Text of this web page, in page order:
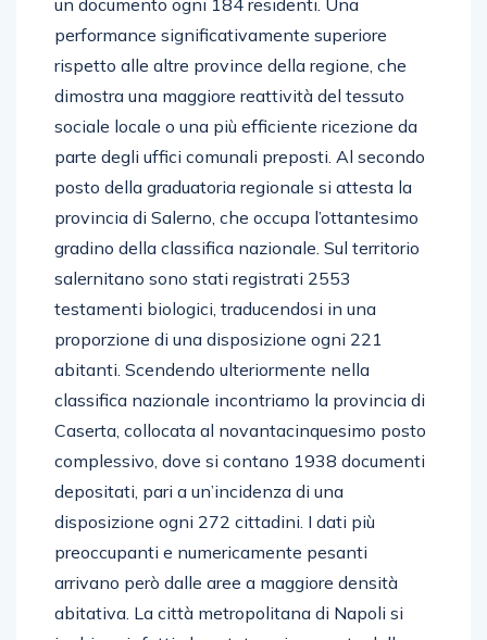
performance significativamente superiore
rispetto alle altre province della regione, che
dimostra una maggiore reattività del tessuto
sociale locale o una più efficiente ricezione da
parte degli uffici comunali preposti. Al secondo
posto della graduatoria regionale si attesta la
provincia di Salerno, che occupa l’ottantesimo
gradino della classifica nazionale. Sul territorio
salernitano sono stati registrati 2553
testamenti biologici, traducendosi in una
proporzione di una disposizione ogni 221
abitanti. Scendendo ulteriormente nella
classifica nazionale incontriamo la provincia di
Caserta, collocata al novantacinquesimo posto
complessivo, dove si contano 1938 documenti
depositati, pari a un’incidenza di una
disposizione ogni 272 cittadini. I dati più
preoccupanti e numericamente pesanti
arrivano però dalle aree a maggiore densità
abitativa. La città metropolitana di Napoli si